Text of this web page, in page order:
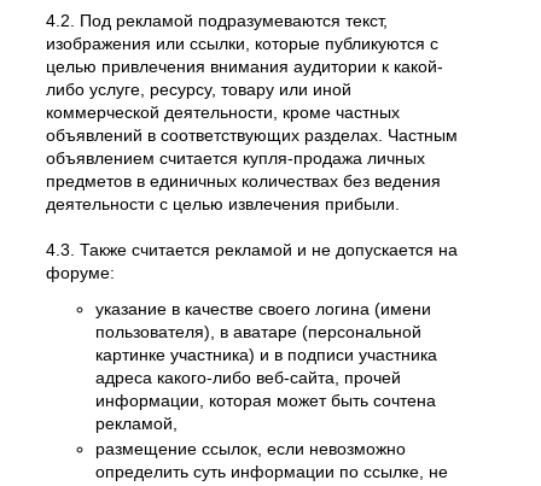
4.2. Под рекламой подразумеваются текст,
изображения или ссылки, которые публикуются с
целью привлечения внимания аудитории к какой-
либо услуге, ресурсу, товару или иной
коммерческой деятельности, кроме частных
объявлений в соответствующих разделах. Частным
объявлением считается купля-продажа личных
предметов в единичных количествах без ведения
деятельности с целью извлечения прибыли.
4.3. Также считается рекламой и не допускается на
форуме:
указание в качестве своего логина (имени
пользователя), в аватаре (персональной
картинке участника) и в подписи участника
адреса какого-либо веб-сайта, прочей
информации, которая может быть сочтена
рекламой,
размещение ссылок, если невозможно
определить суть информации по ссылке, не